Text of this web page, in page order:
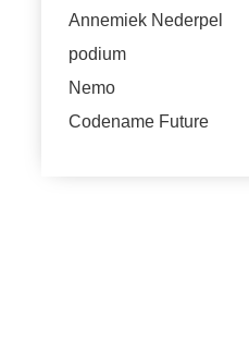
Annemiek Nederpel
podium
Nemo
Codename Future